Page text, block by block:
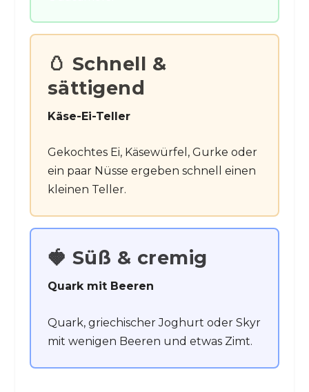
🥚 Schnell &
sättigend
Käse-Ei-Teller
Gekochtes Ei, Käsewürfel, Gurke oder
ein paar Nüsse ergeben schnell einen
kleinen Teller.
🍓 Süß & cremig
Quark mit Beeren
Quark, griechischer Joghurt oder Skyr
mit wenigen Beeren und etwas Zimt.